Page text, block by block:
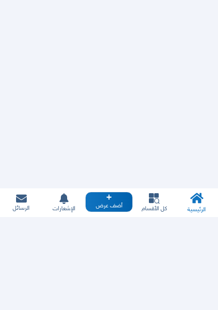
الرئيسية كل الأقسام أضف عرض الإشعارات الرسائل